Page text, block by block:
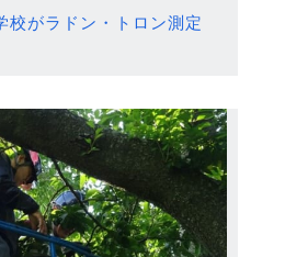
校がラドン・トロン測定